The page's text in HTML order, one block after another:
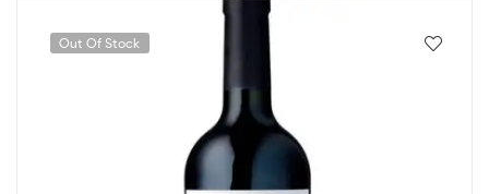
Out Of Stock